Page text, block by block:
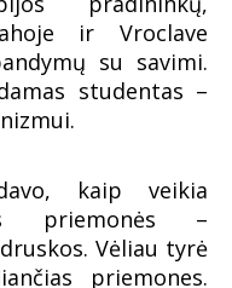
ir Vroclave
su savimi.
studentas –
kaip veikia
priemonės –
Vėliau tyrė
priemones.